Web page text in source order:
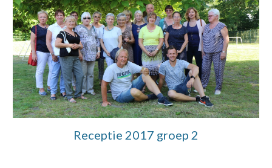
Receptie 2017 groep 2